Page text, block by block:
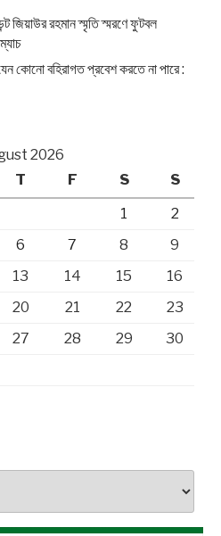
জিয়াউর রহমান স্মৃতি স্মরণে ফুটবল
ম্যাচ
কোনো বহিরাগত প্রবেশ করতে না পারে :
2026
T F S
S
1
2
6 7 8
9
13 14 15
16
20 21 22
23
27 28 29
30